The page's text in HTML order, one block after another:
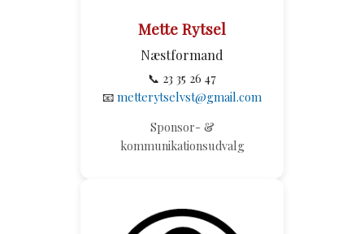
Mette Rytsel
Næstformand
📞 23 35 26 47
📧 metterytselvst@gmail.com
Sponsor- &
kommunikationsudvalg